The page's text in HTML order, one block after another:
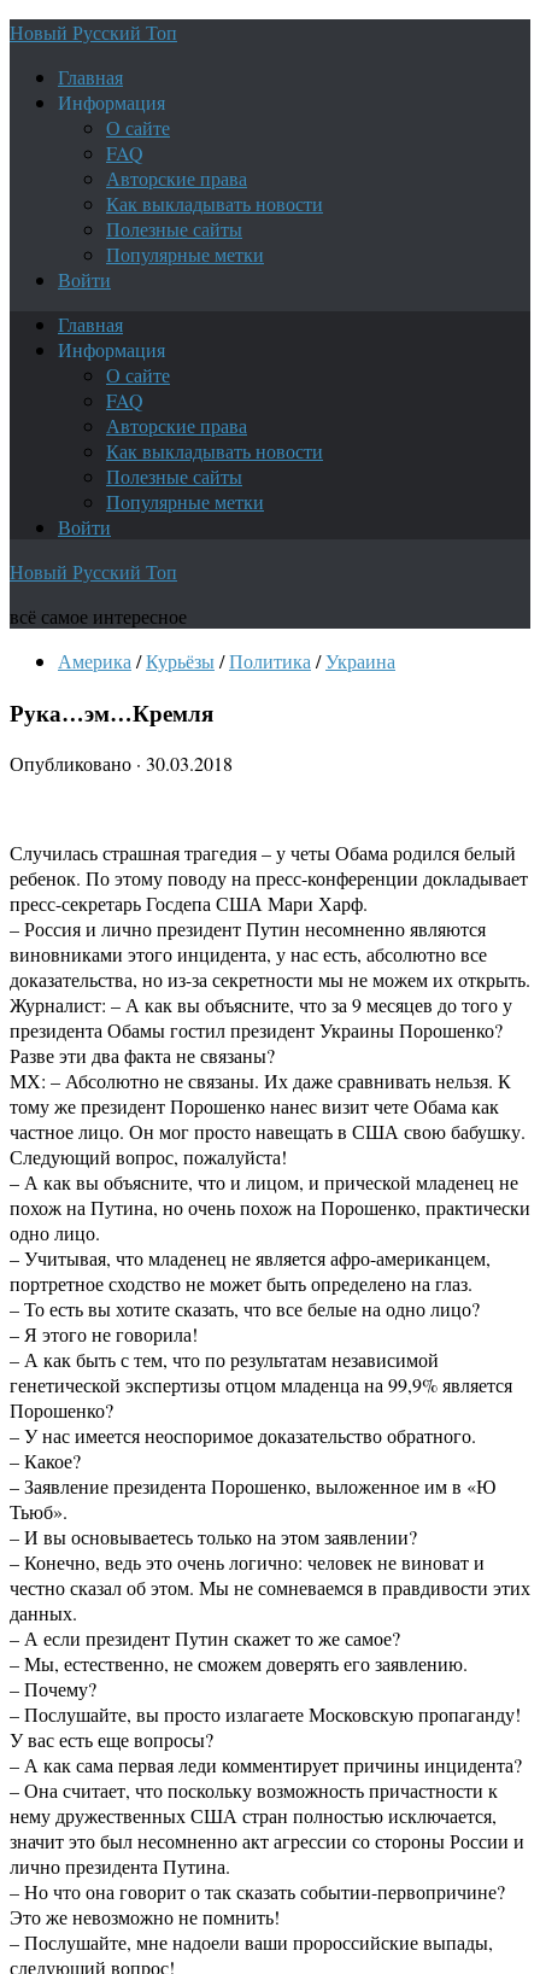
Новый Русский Топ
Главная
Информация
О сайте
FAQ
Авторские права
Как выкладывать новости
Полезные сайты
Популярные метки
Войти
Главная
Информация
О сайте
FAQ
Авторские права
Как выкладывать новости
Полезные сайты
Популярные метки
Войти
Новый Русский Топ
всё самое интересное
Америка /Курьёзы/Политика /Украина
Рука…эм…Кремля
Опубликовано · 30.03.2018
Случилась страшная трагедия – у четы Обама родился белый
ребенок. По этому поводу на пресс-конференции докладывает
пресс-секретарь Госдепа США Мари Харф.
– Россия и лично президент Путин несомненно являются
виновниками этого инцидента, у нас есть, абсолютно все
доказательства, но из-за секретности мы не можем их открыть.
Журналист: – А как вы объясните, что за 9 месяцев до того у
президента Обамы гостил президент Украины Порошенко?
Разве эти два факта не связаны?
МХ: – Абсолютно не связаны. Их даже сравнивать нельзя. К
тому же президент Порошенко нанес визит чете Обама как
частное лицо. Он мог просто навещать в США свою бабушку.
Следующий вопрос, пожалуйста!
– А как вы объясните, что и лицом, и прической младенец не
похож на Путина, но очень похож на Порошенко, практически
одно лицо.
– Учитывая, что младенец не является афро-американцем,
портретное сходство не может быть определено на глаз.
– То есть вы хотите сказать, что все белые на одно лицо?
– Я этого не говорила!
– А как быть с тем, что по результатам независимой
генетической экспертизы отцом младенца на 99,9% является
Порошенко?
– У нас имеется неоспоримое доказательство обратного.
– Какое?
– Заявление президента Порошенко, выложенное им в «Ю
Тьюб».
– И вы основываетесь только на этом заявлении?
– Конечно, ведь это очень логично: человек не виноват и
честно сказал об этом. Мы не сомневаемся в правдивости этих
данных.
– А если президент Путин скажет то же самое?
– Мы, естественно, не сможем доверять его заявлению.
– Почему?
– Послушайте, вы просто излагаете Московскую пропаганду!
У вас есть еще вопросы?
– А как сама первая леди комментирует причины инцидента?
– Она считает, что поскольку возможность причастности к
нему дружественных США стран полностью исключается,
значит это был несомненно акт агрессии со стороны России и
лично президента Путина.
– Но что она говорит о так сказать событии-первопричине?
Это же невозможно не помнить!
– Послушайте, мне надоели ваши пророссийские выпады,
следующий вопрос!